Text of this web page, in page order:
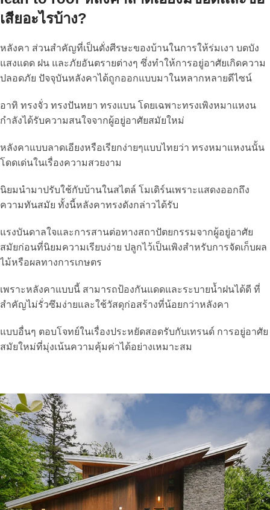
เสียอะไรบ้าง?
หลังคา ส่วนสำคัญที่เป็นดั่งศีรษะของบ้านในการให้ร่มเงา บดบัง
แสงแดด ฝน และภัยอันตรายต่างๆ ซึ่งทำให้การอยู่อาศัยเกิดความ
ปลอดภัย ปัจจุบันหลังคาได้ถูกออกแบบมาในหลากหลายดีไซน์
อาทิ ทรงจั่ว ทรงปันหยา ทรงแบน โดยเฉพาะทรงเพิงหมาแหงน
กำลังได้รับความสนใจจากผู้อยู่อาศัยสมัยใหม่
หลังคาแบบลาดเอียงหรือเรียกง่ายๆแบบไทยว่า ทรงหมาแหงนนั้น
โดดเด่นในเรื่องความสวยงาม
นิยมนำมาปรับใช้กับบ้านในสไตล์ โมเดิร์นเพราะแสดงออกถึง
ความทันสมัย ทั้งนี้หลังคาทรงดังกล่าวได้รับ
แรงบันดาลใจและการสานต่อทางสถาปัตยกรรมจากผู้อยู่อาศัย
สมัยก่อนที่นิยมความเรียบง่าย ปลูกไว้เป็นเพิงสำหรับการจัดเก็บผล
ไม้หรือผลทางการเกษตร
เพราะหลังคาแบบนี้ สามารถป้องกันแดดและระบายน้ำฝนได้ดี ที่
สำคัญไม่รั่วซึมง่ายและใช้วัสดุก่อสร้างที่น้อยกว่าหลังคา
แบบอื่นๆ ตอบโจทย์ในเรื่องประหยัดสอดรับกับเทรนด์ การอยู่อาศัย
สมัยใหม่ที่มุ่งเน้นความคุ้มค่าได้อย่างเหมาะสม